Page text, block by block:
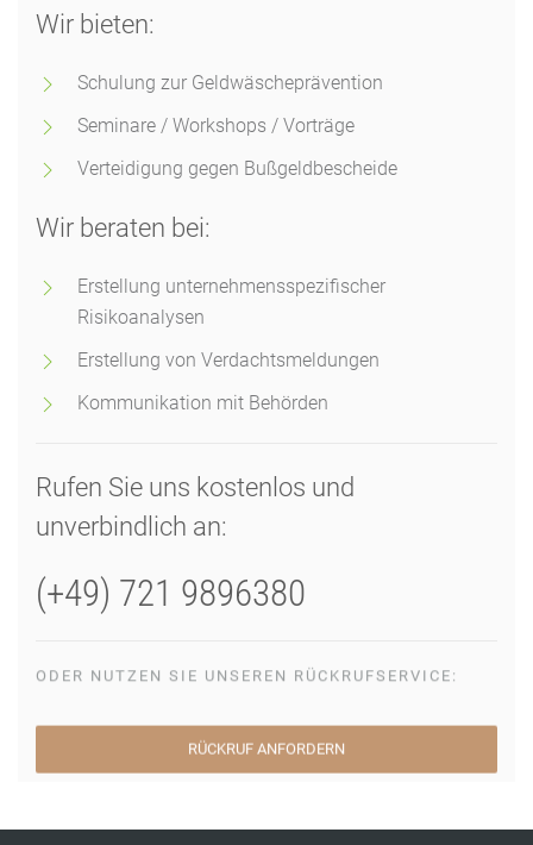
Wir bieten:
Schulung zur Geldwäscheprävention
Seminare / Workshops / Vorträge
Verteidigung gegen Bußgeldbescheide
Wir beraten bei:
Erstellung unternehmensspezifischer
Risikoanalysen
Erstellung von Verdachtsmeldungen
Kommunikation mit Behörden
Rufen Sie uns kostenlos und
unverbindlich an:
(+49) 721 9896380
ODER NUTZEN SIE UNSEREN RÜCKRUFSERVICE: